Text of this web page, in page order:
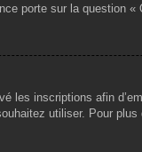
porte sur la question
les inscriptions afin
utiliser. Pour